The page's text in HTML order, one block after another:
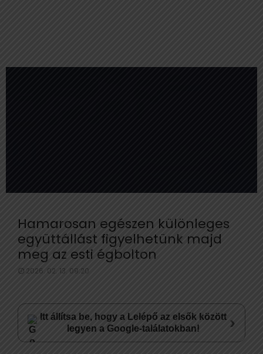
Hamarosan egészen különleges
együttállást figyelhetünk majd
meg az esti égbolton
2026. 02. 13. 09:20
Itt állítsa be, hogy a Lelépő az elsők között
legyen a Google-találatokban!
›